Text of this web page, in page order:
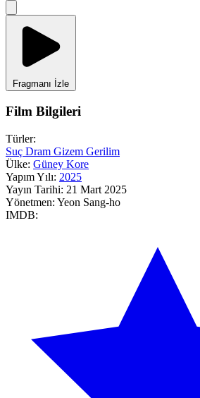
Fragmanı İzle
Film Bilgileri
Türler:
Suç Dram Gizem Gerilim
Ülke: Güney Kore
Yapım Yılı: 2025
Yayın Tarihi: 21 Mart 2025
Yönetmen: Yeon Sang-ho
IMDB: